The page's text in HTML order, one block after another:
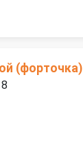
(форточка)